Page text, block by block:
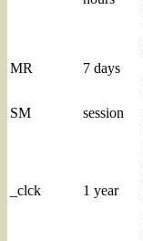
MR
7 days
SM session
_clck 1 year